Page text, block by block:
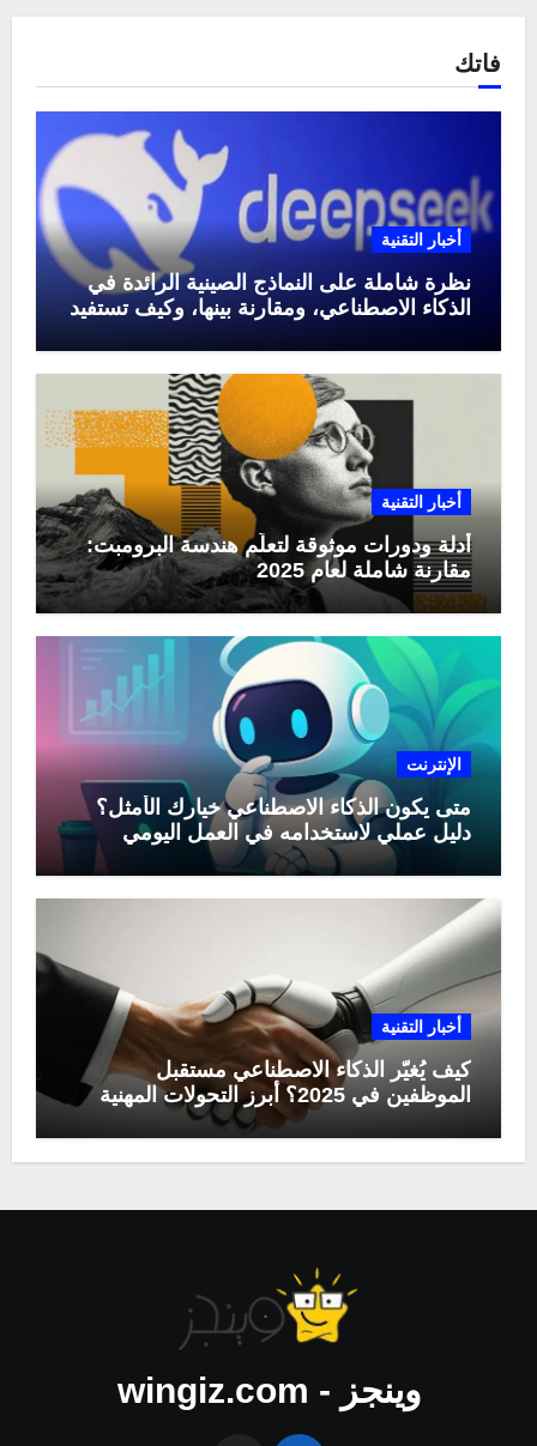
فاتك
أخبار التقنية
نظرة شاملة على النماذج الصينية الرائدة في
الذكاء الاصطناعي، ومقارنة بينها، وكيف تستفيد
أخبار التقنية
أدلة ودورات موثوقة لتعلّم هندسة البرومبت:
مقارنة شاملة لعام 2025
الإنترنت
متى يكون الذكاء الاصطناعي خيارك الأمثل؟
دليل عملي لاستخدامه في العمل اليومي
أخبار التقنية
كيف يُغيّر الذكاء الاصطناعي مستقبل
الموظفين في 2025؟ أبرز التحولات المهنية
وينجز - wingiz.com